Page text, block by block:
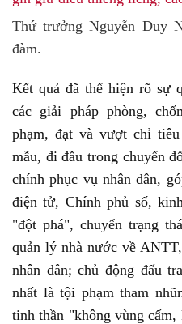
Thứ trưởng Nguyễn Duy
đàm.
Kết quả đã thể hiện rõ sự
các giải pháp phòng,
phạm, đạt và vượt chỉ
mẫu, đi đầu trong chuyển
chính phục vụ nhân dân,
điện tử, Chính phủ số,
"đột phá", chuyển trạng
quản lý nhà nước về
nhân dân; chủ động đấu
nhất là tội phạm tham
tinh thần "không vùng